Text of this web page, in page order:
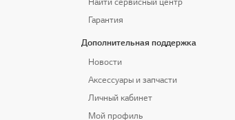
Гарантия
Дополнительная поддержка
Новости
Аксессуары и запчасти
Личный кабинет
Мой профиль